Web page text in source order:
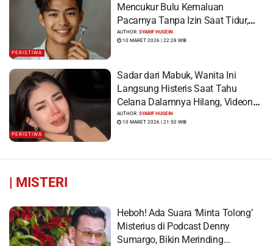
PERISTIWA
Mencukur Bulu Kemaluan
Pacarnya Tanpa Izin Saat Tidur,
Korban Syok Saat Terbangun
AUTHOR:SYARIF HUSEIN
10 MARET 2026 | 22:28 WIB
PERISTIWA
Sadar dari Mabuk, Wanita Ini
Langsung Histeris Saat Tahu
Celana Dalamnya Hilang, Videonya
Viral
AUTHOR:SYARIF HUSEIN
10 MARET 2026 | 21:50 WIB
| MISTERI
Heboh! Ada Suara ‘Minta Tolong’
Misterius di Podcast Denny
Sumargo, Bikin Merinding…